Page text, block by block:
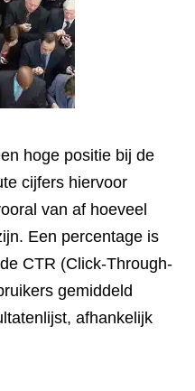
hoge positie bij de
cijfers hiervoor
van af hoeveel
Een percentage is
CTR (Click-Through-
gemiddeld
afhankelijk